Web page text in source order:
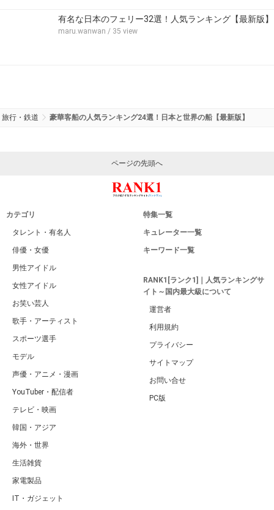
有名な日本のフェリー32選！人気ランキング【最新版】
maru.wanwan / 35 view
旅行・鉄道 豪華客船の人気ランキング24選！日本と世界の船【最新版】
ページの先頭へ
カテゴリ
タレント・有名人
俳優・女優
男性アイドル
女性アイドル
お笑い芸人
歌手・アーティスト
スポーツ選手
モデル
声優・アニメ・漫画
YouTuber・配信者
テレビ・映画
韓国・アジア
海外・世界
生活雑貨
家電製品
IT・ガジェット
特集一覧
キュレーター一覧
キーワード一覧
RANK1[ランク1]｜人気ランキングサ
イト～国内最大級について
運営者
利用規約
プライバシー
サイトマップ
お問い合せ
PC版